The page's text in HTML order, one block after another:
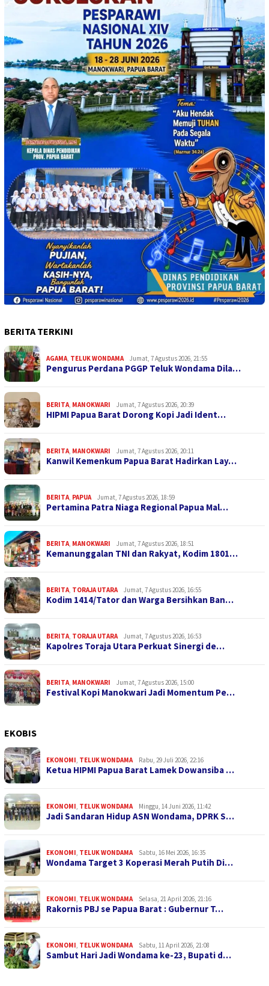
BERITA TERKINI
AGAMA, TELUK WONDAMA Jumat, 7 Agustus 2026, 21:55
Pengurus Perdana PGGP Teluk Wondama Dila…
BERITA, MANOKWARI Jumat, 7 Agustus 2026, 20:39
HIPMI Papua Barat Dorong Kopi Jadi Ident…
BERITA, MANOKWARI Jumat, 7 Agustus 2026, 20:11
Kanwil Kemenkum Papua Barat Hadirkan Lay…
BERITA, PAPUA Jumat, 7 Agustus 2026, 18:59
Pertamina Patra Niaga Regional Papua Mal…
BERITA, MANOKWARI Jumat, 7 Agustus 2026, 18:51
Kemanunggalan TNI dan Rakyat, Kodim 1801…
BERITA, TORAJA UTARA Jumat, 7 Agustus 2026, 16:55
Kodim 1414/Tator dan Warga Bersihkan Ban…
BERITA, TORAJA UTARA Jumat, 7 Agustus 2026, 16:53
Kapolres Toraja Utara Perkuat Sinergi de…
BERITA, MANOKWARI Jumat, 7 Agustus 2026, 15:00
Festival Kopi Manokwari Jadi Momentum Pe…
EKOBIS
EKONOMI, TELUK WONDAMA Rabu, 29 Juli 2026, 22:16
Ketua HIPMI Papua Barat Lamek Dowansiba …
EKONOMI, TELUK WONDAMA Minggu, 14 Juni 2026, 11:42
Jadi Sandaran Hidup ASN Wondama, DPRK S…
EKONOMI, TELUK WONDAMA Sabtu, 16 Mei 2026, 16:35
Wondama Target 3 Koperasi Merah Putih Di…
EKONOMI, TELUK WONDAMA Selasa, 21 April 2026, 21:16
Rakornis PBJ se Papua Barat : Gubernur T…
EKONOMI, TELUK WONDAMA Sabtu, 11 April 2026, 21:08
Sambut Hari Jadi Wondama ke-23, Bupati d…